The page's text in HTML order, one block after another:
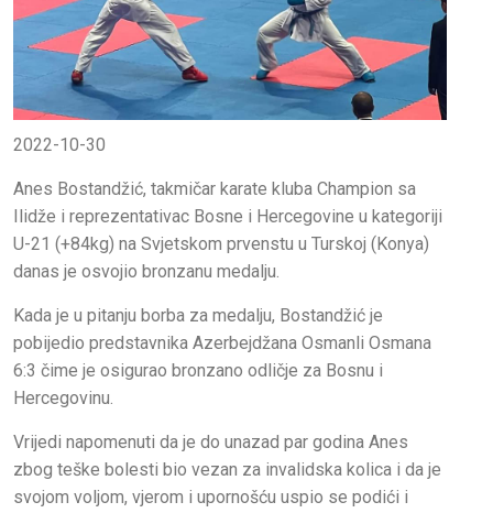
2022-10-30
Anes Bostandžić, takmičar karate kluba Champion sa
Ilidže i reprezentativac Bosne i Hercegovine u kategoriji
U-21 (+84kg) na Svjetskom prvenstu u Turskoj (Konya)
danas je osvojio bronzanu medalju.
Kada je u pitanju borba za medalju, Bostandžić je
pobijedio predstavnika Azerbejdžana Osmanli Osmana
6:3 čime je osigurao bronzano odličje za Bosnu i
Hercegovinu.
Vrijedi napomenuti da je do unazad par godina Anes
zbog teške bolesti bio vezan za invalidska kolica i da je
svojom voljom, vjerom i upornošću uspio se podići i